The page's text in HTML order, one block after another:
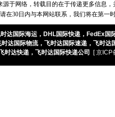
于网络，转载目的在于传递更多信息
在30日内与本网站联系，我们将在第一
达国际海运 ， DHL国际快递 ， FedEx国
时达国际物流， 飞时达国际速递 ， 飞时达
时达快递， 飞时达国际快递公司 [ 京ICP